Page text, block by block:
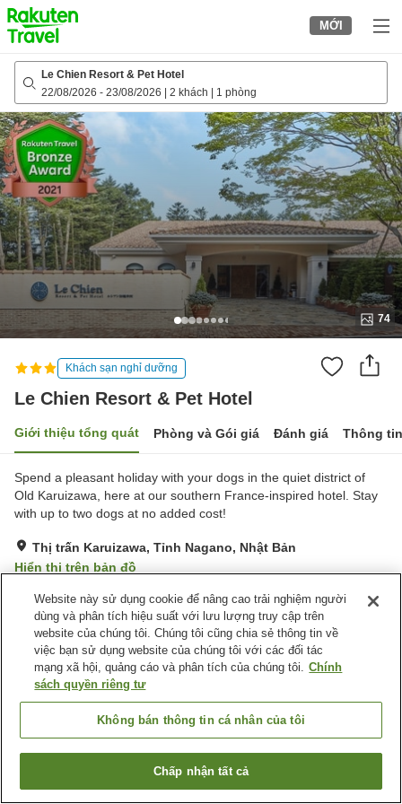
to
top
page
MỚI
Le Chien Resort & Pet Hotel
22/08/2026 - 23/08/2026 2 khách 1 phòng
74
Khách sạn nghỉ dưỡng
Le Chien Resort & Pet Hotel
Giới thiệu tổng quát Phòng và Gói giá Đánh giá Thông
Spend a pleasant holiday with your dogs in the quiet district of
Old Karuizawa, here at our southern France-inspired hotel. Stay
with up to two dogs at no added cost!
Thị trấn Karuizawa, Tỉnh Nagano, Nhật Bản
Hiển thị trên bản đồ
Tuyệt vời Đánh giá:423lượt
Tiện nghi chỗ nghỉ
Bãi đỗ xe
Xông hơi
Nhà hàng
Trang chủ Nhật Bản Tỉnh Nagano
Thị trấn Karuizawa
Le Chien Resort & Pet Hotel
Tìm phòng trống
Website này sử dụng cookie để nâng cao trải nghiệm người
dùng và phân tích hiệu suất với lưu lượng truy cập trên
website của chúng tôi. Chúng tôi cũng chia sẻ thông tin về
việc bạn sử dụng website của chúng tôi với các đối tác
mạng xã hội, quảng cáo và phân tích của chúng tôi. Chính
sách quyền riêng tư
Không bán thông tin cá nhân của tôi
Chấp nhận tất cả